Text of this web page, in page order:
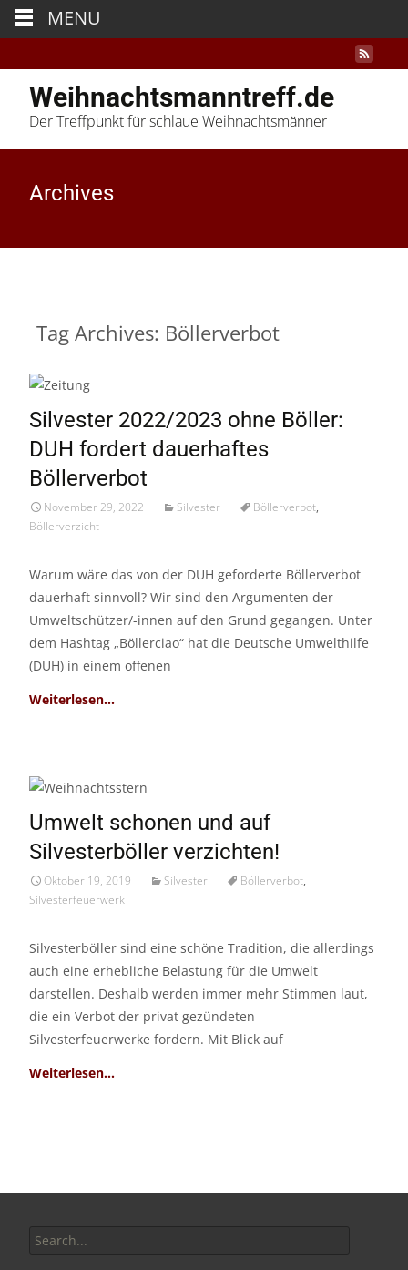
Weihnachtsmanntreff.de
Der Treffpunkt für schlaue Weihnachtsmänner
Archives
Tag Archives: Böllerverbot
29
Nov./22
Silvester 2022/2023 ohne Böller:
DUH fordert dauerhaftes
Böllerverbot
November 29, 2022 Silvester Böllerverbot,
Böllerverzicht
Warum wäre das von der DUH geforderte Böllerverbot
dauerhaft sinnvoll? Wir sind den Argumenten der
Umweltschützer/-innen auf den Grund gegangen. Unter
dem Hashtag „Böllerciao“ hat die Deutsche Umwelthilfe
(DUH) in einem offenen
19
Okt./19
Umwelt schonen und auf
Silvesterböller verzichten!
Oktober 19, 2019 Silvester Böllerverbot,
Silvesterfeuerwerk
Silvesterböller sind eine schöne Tradition, die allerdings
auch eine erhebliche Belastung für die Umwelt
darstellen. Deshalb werden immer mehr Stimmen laut,
die ein Verbot der privat gezündeten
Silvesterfeuerwerke fordern. Mit Blick auf
for:
MENU